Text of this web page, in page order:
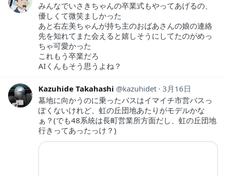
みんなでいさきちゃんの卒業式もやってあげるの、
優しくて微笑ましかった
あと右左美ちゃんが持ち主のおばあさんの娘の連絡
先を知れてまた会えると嬉しそうにしてたのがめっ
ちゃ可愛かった
これもう卒業だろ
AIくんもそう思うよね？
Kazuhide Takahashi kazuhidet 3月16日
墓地に向かうのに乗ったバスはイマイチ市営バスっ
ぽくないけれど、虹の丘団地あたりがモデルかな
ぁ？(でも48系統は長町営業所方面だし、虹の丘団地
行きってあったっけ？)